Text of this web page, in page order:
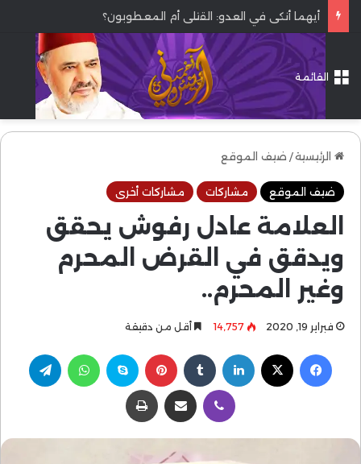
أيهما أنكى في العدو: القتلى أم المعطوبون؟
القائمة
الرئيسية/ ضيف الموقع
ضيف الموقع مشاركات مشاركات أخرى
العلامة عادل رفوش يحقق
ويدقق في القرض المحرم
وغير المحرم..
فبراير 19, 2020 14٬757 أقل من دقيقة
فيسبوك لينكدإن بينتيريست سكايب واتساب
ڤايبر مشاركة عبر البريد طباعة